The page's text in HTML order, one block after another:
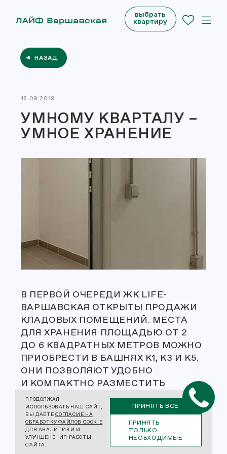
НАЗАД
18.09.2019
УМНОМУ КВАРТАЛУ –
УМНОЕ ХРАНЕНИЕ
В ПЕРВОЙ ОЧЕРЕДИ ЖК LIFE-
ВАРШАВСКАЯ ОТКРЫТЫ ПРОДАЖИ
КЛАДОВЫХ ПОМЕЩЕНИЙ. МЕСТА
ДЛЯ ХРАНЕНИЯ ПЛОЩАДЬЮ ОТ 2
ДО 6 КВАДРАТНЫХ МЕТРОВ МОЖНО
ПРИОБРЕСТИ В БАШНЯХ К1, К3 И К5.
ОНИ ПОЗВОЛЯЮТ УДОБНО
И КОМПАКТНО РАЗМЕСТИТЬ
ВРЕМЕННО НЕ ИСПОЛЬЗУЕМЫЕ
ВЕЩИ, НЕ ЗАНИМАЯ ЖИЛОЕ
ПРОСТРАНСТВО КВАРТИРЫ И НЕ
ЗАХЛАМЛЯЯ МЕСТА ОБЩЕГО
ПОЛЬЗОВАНИЯ. КЛАДОВКИ, КАК
выбрать
квартиру
ПРОДОЛЖАЯ
ИСПОЛЬЗОВАТЬ НАШ САЙТ,
ВЫ ДАЕТЕ СОГЛАСИЕ НА
ОБРАБОТКУ ФАЙЛОВ COOKIE
ДЛЯ АНАЛИТИКИ И
УЛУЧШЕНЕНИЯ РАБОТЫ
САЙТА.
ПРИНЯТЬ ВСЕ
ПРИНЯТЬ
ТОЛЬКО
НЕОБХОДИМЫЕ